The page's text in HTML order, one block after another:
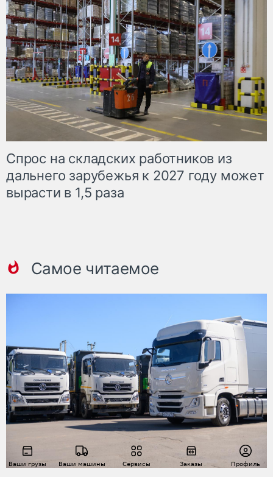
Ваши грузы Ваши машины Сервисы Заказы Профиль
Спрос на складских работников из
дальнего зарубежья к 2027 году может
вырасти в 1,5 раза
Самое читаемое